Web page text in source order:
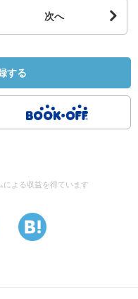
次へ
する
よる収益を得ています